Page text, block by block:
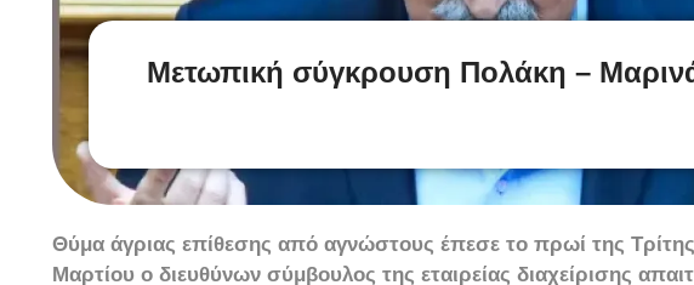
Μετωπική σύγκρουση Πολάκη –
Θύμα άγριας επίθεσης από αγνώστους έπεσε το πρωί της
Μαρτίου ο διευθύνων σύμβουλος της εταιρείας διαχείρισης